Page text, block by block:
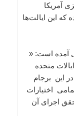
آمریکا
که این ایالت‌ها
آمده است: «
متحده
این برجام
اختیارات
اجرای آن